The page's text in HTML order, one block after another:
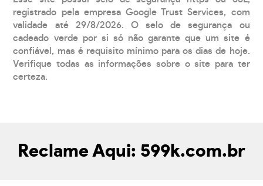
registrado pela empresa Google Trust Services, com
validade até 29/8/2026. O selo de segurança ou
cadeado verde por si só não garante que um site é
confiável, mas é requisito mínimo para os dias de hoje.
Verifique todas as informações sobre o site para ter
certeza.
Reclame Aqui: 599k.com.br